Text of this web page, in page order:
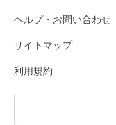
ヘルプ・お問い合わせ
サイトマップ
利用規約